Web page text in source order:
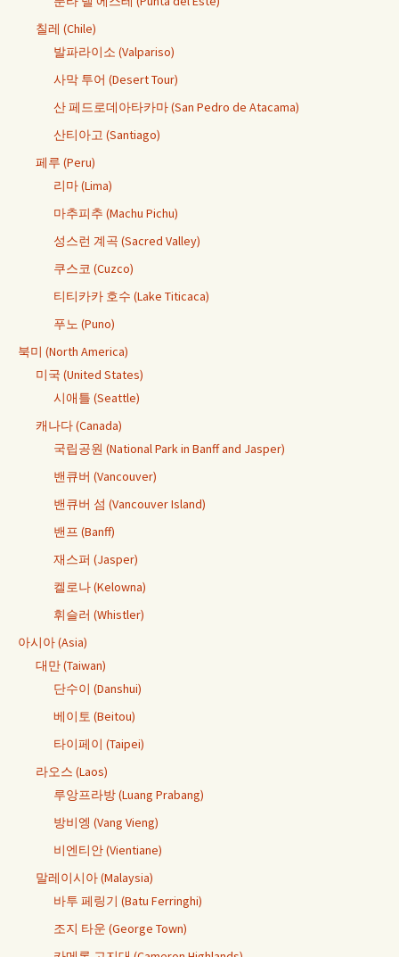
칠레 (Chile)
발파라이소 (Valpariso)
사막 투어 (Desert Tour)
산 페드로데아타카마 (San Pedro de Atacama)
산티아고 (Santiago)
페루 (Peru)
리마 (Lima)
마추피추 (Machu Pichu)
성스런 계곡 (Sacred Valley)
쿠스코 (Cuzco)
티티카카 호수 (Lake Titicaca)
푸노 (Puno)
북미 (North America)
미국 (United States)
시애틀 (Seattle)
캐나다 (Canada)
국립공원 (National Park in Banff and Jasper)
밴큐버 (Vancouver)
밴큐버 섬 (Vancouver Island)
밴프 (Banff)
재스퍼 (Jasper)
켈로나 (Kelowna)
휘슬러 (Whistler)
아시아 (Asia)
대만 (Taiwan)
단수이 (Danshui)
베이토 (Beitou)
타이페이 (Taipei)
라오스 (Laos)
루앙프라방 (Luang Prabang)
방비엥 (Vang Vieng)
비엔티안 (Vientiane)
말레이시아 (Malaysia)
바투 페링기 (Batu Ferringhi)
조지 타운 (George Town)